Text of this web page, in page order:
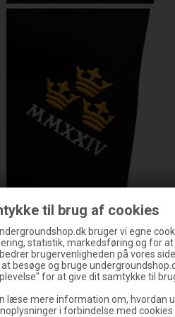
til brug af cookies
bruger vi egne
statistik, markedsføring og for
brugervenligheden på vores
besøge og bruge
for at give dit samtykke til
læse mere information om, hvordan
i forbindelse med